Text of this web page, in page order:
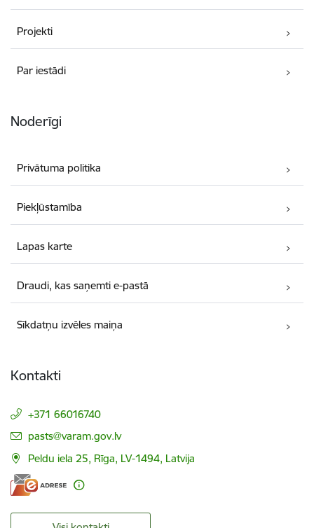
Projekti
Par iestādi
Noderīgi
Privātuma politika
Piekļūstamība
Lapas karte
Draudi, kas saņemti e-pastā
Sīkdatņu izvēles maiņa
Kontakti
+371 66016740
E-pasts:
pasts@varam.gov.lv
Peldu iela 25, Rīga, LV-1494, Latvija